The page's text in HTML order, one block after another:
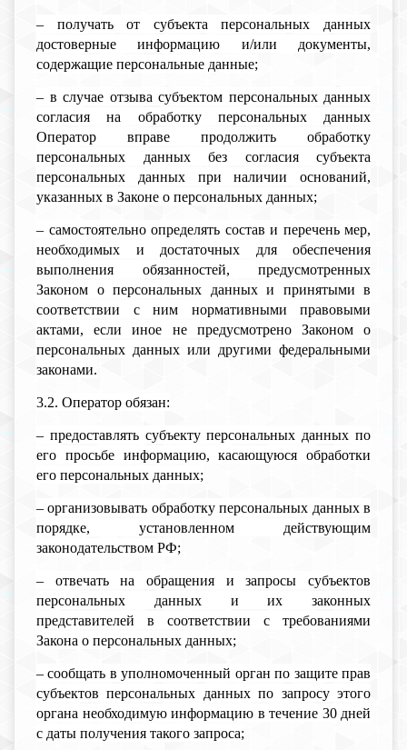
– получать от субъекта персональных данных
достоверные информацию и/или документы,
содержащие персональные данные;
– в случае отзыва субъектом персональных данных
согласия на обработку персональных данных
Оператор вправе продолжить обработку
персональных данных без согласия субъекта
персональных данных при наличии оснований,
указанных в Законе о персональных данных;
– самостоятельно определять состав и перечень мер,
необходимых и достаточных для обеспечения
выполнения обязанностей, предусмотренных
Законом о персональных данных и принятыми в
соответствии с ним нормативными правовыми
актами, если иное не предусмотрено Законом о
персональных данных или другими федеральными
законами.
3.2. Оператор обязан:
– предоставлять субъекту персональных данных по
его просьбе информацию, касающуюся обработки
его персональных данных;
– организовывать обработку персональных данных в
порядке, установленном действующим
законодательством РФ;
– отвечать на обращения и запросы субъектов
персональных данных и их законных
представителей в соответствии с требованиями
Закона о персональных данных;
– сообщать в уполномоченный орган по защите прав
субъектов персональных данных по запросу этого
органа необходимую информацию в течение 30 дней
с даты получения такого запроса;